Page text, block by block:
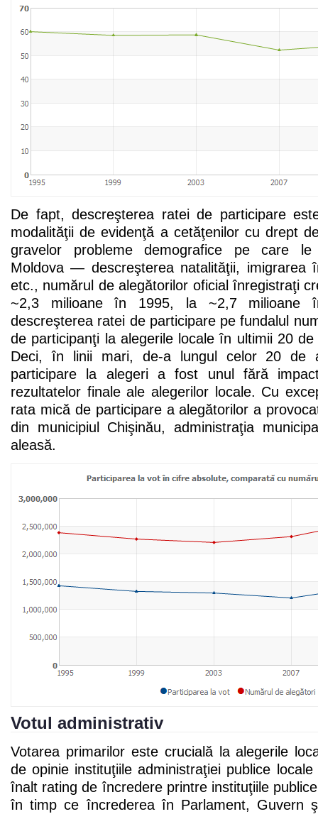
De fapt, descreşterea ratei de participare
modalităţii de evidenţă a cetăţenilor cu drept
gravelor probleme demografice pe care le
Moldova — descreşterea natalităţii, imigrarea
etc., numărul de alegătorilor oficial înregistraţi
~2,3 milioane în 1995, la ~2,7
descreşterea ratei de participare pe fundalul
de participanţi la alegerile locale în ultimii 20
Deci, în linii mari, de-a lungul celor 20 de
participare la alegeri a fost unul fără
rezultatelor finale ale alegerilor locale. Cu
rata mică de participare a alegătorilor a
din municipiul Chişinău, administraţia
aleasă.
Votul administrativ
Votarea primarilor este crucială la alegerile
de opinie instituţiile administraţiei publice
înalt rating de încredere printre instituţiile
în timp ce încrederea în Parlament, Guvern